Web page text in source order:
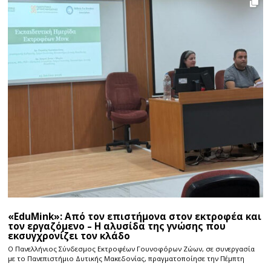
«EduMink»: Από τον επιστήμονα στον εκτροφέα και
τον εργαζόμενο – Η αλυσίδα της γνώσης που
εκσυγχρονίζει τον κλάδο
Ο Πανελλήνιος Σύνδεσμος Εκτροφέων Γουνοφόρων Ζώων, σε συνεργασία
με το Πανεπιστήμιο Δυτικής Μακεδονίας, πραγματοποίησε την Πέμπτη